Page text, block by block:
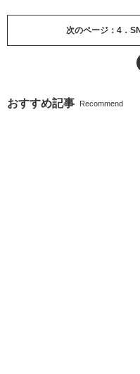
次のページ：4．
おすすめ記事 Recommend